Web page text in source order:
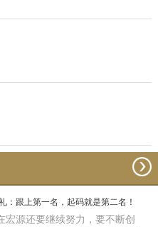
：跟上第一名，起码就是第二名！
宏源还要继续努力，要不断创